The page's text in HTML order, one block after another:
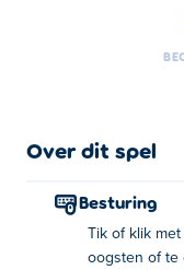
oogst en
een kat is) vraagt
land vanaf het
speurtochten
maken van
gouverneur
eilanden te
Over dit spel
Besturing
Tik of klik
oogsten of te